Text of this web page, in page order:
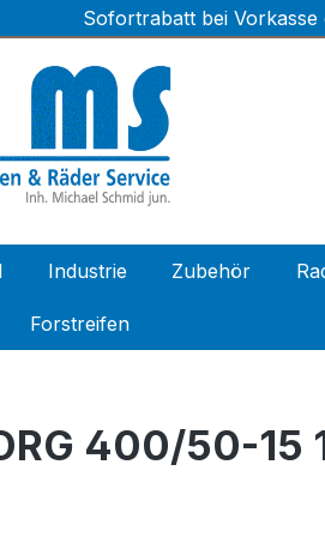
springenSofortrabatt bei
Industrie Zubehör
Forstreifen
400/50-15